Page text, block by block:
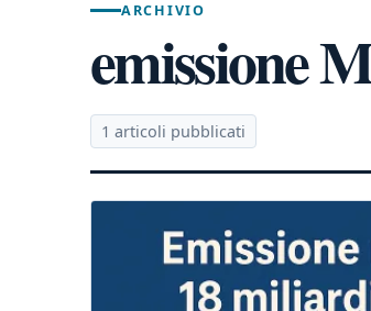
ARCHIVIO
emissione
1 articoli pubblicati